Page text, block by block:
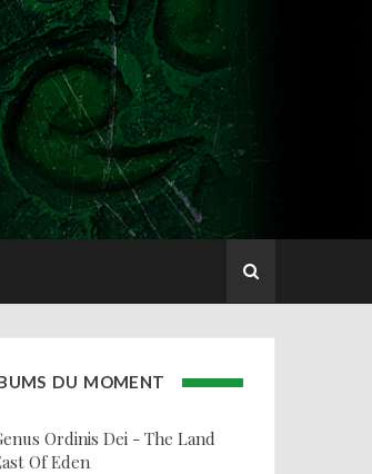
DU MOMENT
Ordinis Dei - The Land
Of Eden